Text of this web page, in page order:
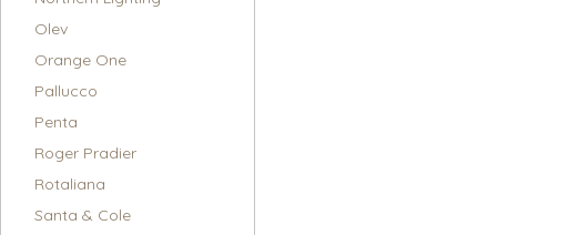
Olev
Orange One
Pallucco
Penta
Roger Pradier
Rotaliana
Santa & Cole